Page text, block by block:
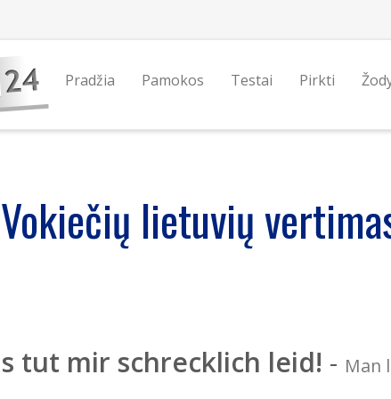
Pradžia Pamokos Testai Pirkti
Vokiečių lietuvių
tut mir schrecklich leid! - Man